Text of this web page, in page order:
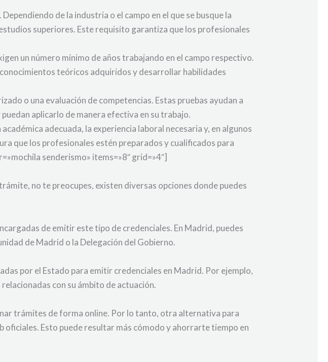
de la industria o el campo en el que se busque la
superiores. Este requisito garantiza que los profesionales
un número mínimo de años trabajando en el campo respectivo.
teóricos adquiridos y desarrollar habilidades
o una evaluación de competencias. Estas pruebas ayudan a
aplicarlo de manera efectiva en su trabajo.
adecuada, la experiencia laboral necesaria y, en algunos
que los profesionales estén preparados y cualificados para
senderismo» items=»8″ grid=»4″]
no te preocupes, existen diversas opciones donde puedes
de emitir este tipo de credenciales. En Madrid, puedes
de Madrid o la Delegación del Gobierno.
por el Estado para emitir credenciales en Madrid. Por ejemplo,
con su ámbito de actuación.
trámites de forma online. Por lo tanto, otra alternativa para
Esto puede resultar más cómodo y ahorrarte tiempo en